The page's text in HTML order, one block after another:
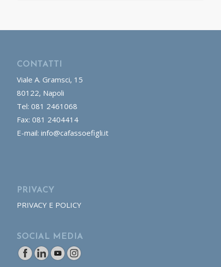
CONTATTI
Viale A. Gramsci, 15
80122, Napoli
Tel: 081 2461068
Fax: 081 2404414
E-mail: info@cafassoefigli.it
PRIVACY
PRIVACY E POLICY
SOCIAL MEDIA